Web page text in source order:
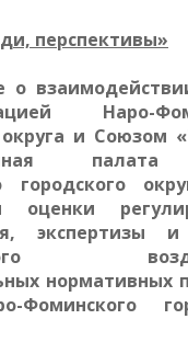
перспективы»
о
Наро-
и Союзом
городского
оценки
экспертизы
нормативных
Фоминского